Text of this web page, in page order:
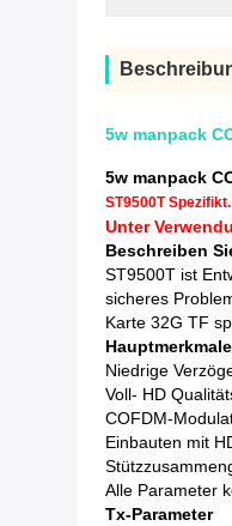
5w manpack
5w manpack
ST9500T
Unter
Beschreiben
ST9500T ist
sicheres
Karte 32G TF
Niedrige
Voll- HD
COFDM-
Einbauten mit
Alle Parameter
Tx-Parameter